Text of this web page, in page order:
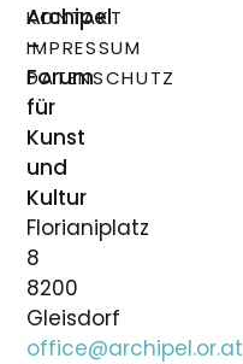
Archipel
–
Forum
für
Kunst
und
Kultur
Florianiplatz
8
8200
Gleisdorf
office@archipel.or.at
KONTAKT
IMPRESSUM
DATENSCHUTZ